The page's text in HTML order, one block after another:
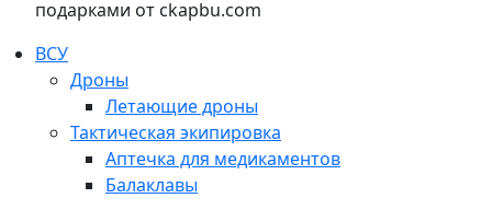
подарками от ckapbu.com
ВСУ
Дроны
Летающие дроны
Тактическая экипировка
Аптечка для медикаментов
Балаклавы